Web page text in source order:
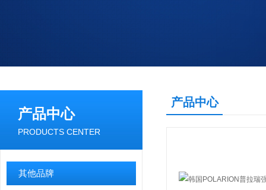
产品中心
PRODUCTS CENTER
其他品牌
产品中心